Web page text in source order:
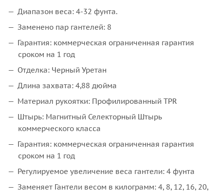
Диапазон веса: 4-32 фунта.
Заменено пар гантелей: 8
Гарантия: коммерческая ограниченная гарантия
сроком на 1 год
Отделка: Черный Уретан
Длина захвата: 4,88 дюйма
Материал рукоятки: Профилированный TPR
Штырь: Магнитный Селекторный Штырь
коммерческого класса
Гарантия: коммерческая ограниченная гарантия
сроком на 1 год
Регулируемое увеличение веса гантели: 4 фунта
Заменяет Гантели весом в килограмм: 4, 8, 12, 16, 20,